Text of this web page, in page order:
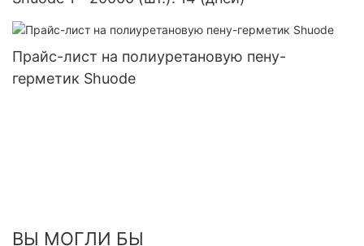
Прайс-лист на полиуретановую пену-
герметик Shuode
ВЫ МОГЛИ БЫ